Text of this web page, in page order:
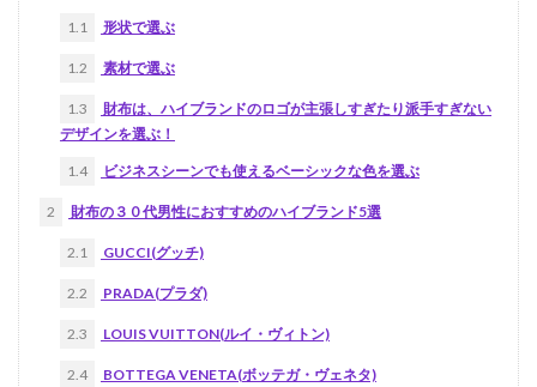
1.1 形状で選ぶ
1.2 素材で選ぶ
1.3
財布は、ハイブランドのロゴが主張しすぎたり派手すぎない
デザインを選ぶ！
1.4 ビジネスシーンでも使えるベーシックな色を選ぶ
2 財布の３０代男性におすすめのハイブランド5選
2.1 GUCCI(グッチ)
2.2 PRADA(プラダ)
2.3 LOUIS VUITTON(ルイ・ヴィトン)
2.4 BOTTEGA VENETA(ボッテガ・ヴェネタ)